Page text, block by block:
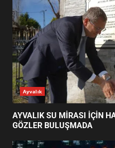
7
YENİ
1
AYVALIK
HAREKETE
Ayvalık
AYVALIK SU MİRASI İÇİN
GÖZLER BULUŞMADA